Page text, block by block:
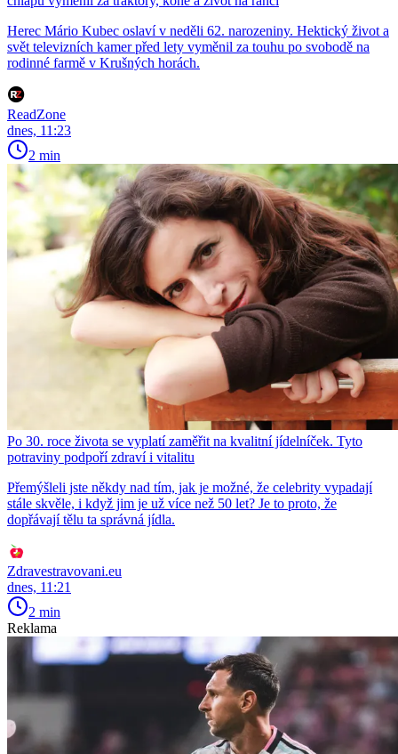
Herec Mário Kubec oslaví v neděli 62. narozeniny. Hektický život a
svět televizních kamer před lety vyměnil za touhu po svobodě na
rodinné farmě v Krušných horách.
ReadZone
dnes, 11:23
2 min
Po 30. roce života se vyplatí zaměřit na kvalitní jídelníček. Tyto
potraviny podpoří zdraví i vitalitu
Přemýšleli jste někdy nad tím, jak je možné, že celebrity vypadají
stále skvěle, i když jim je už více než 50 let? Je to proto, že
dopřávají tělu ta správná jídla.
Zdravestravovani.eu
dnes, 11:21
2 min
Reklama